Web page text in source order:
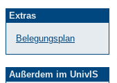
Extras
Belegungsplan
Außerdem im UnivIS